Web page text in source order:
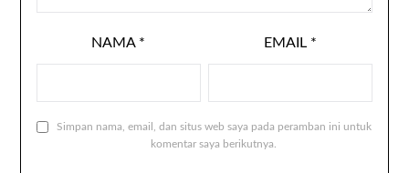
NAMA * EMAIL *
Simpan nama, email, dan situs web saya pada peramban ini untuk
komentar saya berikutnya.